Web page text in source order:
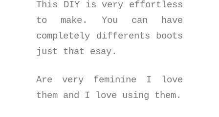
This DIY is very effortless
to make. You can have
completely differents boots
just that esay.
Are very feminine I love
them and I love using them.